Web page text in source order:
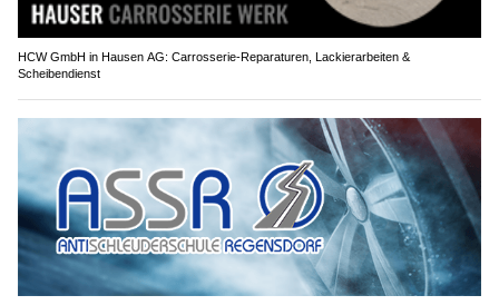
HCW GmbH in Hausen AG: Carrosserie-Reparaturen, Lackierarbeiten &
Scheibendienst